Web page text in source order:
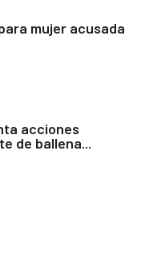
mujer acusada
acciones
de ballena...